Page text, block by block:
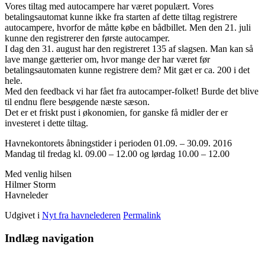
Vores tiltag med autocampere har været populært. Vores
betalingsautomat kunne ikke fra starten af dette tiltag registrere
autocampere, hvorfor de måtte købe en bådbillet. Men den 21. juli
kunne den registrerer den første autocamper.
I dag den 31. august har den registreret 135 af slagsen. Man kan så
lave mange gætterier om, hvor mange der har været før
betalingsautomaten kunne registrere dem? Mit gæt er ca. 200 i det
hele.
Med den feedback vi har fået fra autocamper-folket! Burde det blive
til endnu flere besøgende næste sæson.
Det er et friskt pust i økonomien, for ganske få midler der er
investeret i dette tiltag.
Havnekontorets åbningstider i perioden 01.09. – 30.09. 2016
Mandag til fredag kl. 09.00 – 12.00 og lørdag 10.00 – 12.00
Med venlig hilsen
Hilmer Storm
Havneleder
Udgivet i Nyt fra havnelederen Permalink
Indlæg navigation